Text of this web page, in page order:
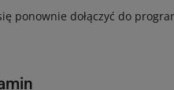
ponownie dołączyć do